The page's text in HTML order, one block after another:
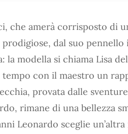
che amerà corrisposto di
dal suo pennello
la modella si chiama Lisa
con il maestro un
provata dalle
rimane di una bellezza
Leonardo sceglie